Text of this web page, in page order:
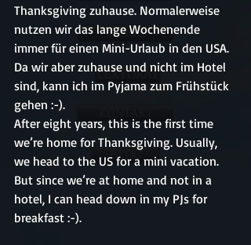
HOME
LEKTORAT
BLOG
Thanksgiving zuhause. Normalerweise
nutzen wir das lange Wochenende
immer für einen Mini-Urlaub in den USA.
Da wir aber zuhause und nicht im Hotel
sind, kann ich im Pyjama zum Frühstück
gehen :-).
After eight years, this is the first time
we’re home for Thanksgiving. Usually,
we head to the US for a mini vacation.
But since we’re at home and not in a
hotel, I can head down in my PJs for
breakfast :-).